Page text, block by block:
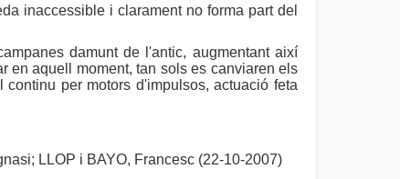
inaccessible i clarament no forma part del
damunt de l'antic, augmentant així
en aquell moment, tan sols es canviaren els
per motors d'impulsos, actuació feta
LLOP i BAYO, Francesc (22-10-2007)